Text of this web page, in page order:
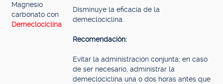
Magnesio
carbonato con
Demeclociclina
Disminuye la eficacia de la
demeclociclina.
Recomendación:
Evitar la administración conjunta; en caso
de ser necesario, administrar la
demeclociclina una o dos horas antes que